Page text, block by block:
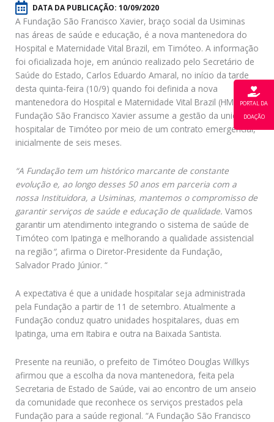
PORTAL DA
DOAÇÃO
DATA DA PUBLICAÇÃO: 10/09/2020
A Fundação São Francisco Xavier, braço social da Usiminas
nas áreas de saúde e educação, é a nova mantenedora do
Hospital e Maternidade Vital Brazil, em Timóteo. A informação
foi oficializada hoje, em anúncio realizado pelo Secretário de
Saúde do Estado, Carlos Eduardo Amaral, no início da tarde
desta quinta-feira (10/9) quando foi definida a nova
mantenedora do Hospital e Maternidade Vital Brazil (HMVB). A
Fundação São Francisco Xavier assume a gestão da unidade
hospitalar de Timóteo por meio de um contrato emergencial,
inicialmente de seis meses.
“A Fundação tem um histórico marcante de constante
evolução e, ao longo desses 50 anos em parceria com a
nossa Instituidora, a Usiminas, mantemos o compromisso de
garantir serviços de saúde e educação de qualidade. Vamos
garantir um atendimento integrando o sistema de saúde de
Timóteo com Ipatinga e melhorando a qualidade assistencial
na região”, afirma o Diretor-Presidente da Fundação,
Salvador Prado Júnior. “
A expectativa é que a unidade hospitalar seja administrada
pela Fundação a partir de 11 de setembro. Atualmente a
Fundação conduz quatro unidades hospitalares, duas em
Ipatinga, uma em Itabira e outra na Baixada Santista.
Presente na reunião, o prefeito de Timóteo Douglas Willkys
afirmou que a escolha da nova mantenedora, feita pela
Secretaria de Estado de Saúde, vai ao encontro de um anseio
da comunidade que reconhece os serviços prestados pela
Fundação para a saúde regional. “A Fundação São Francisco